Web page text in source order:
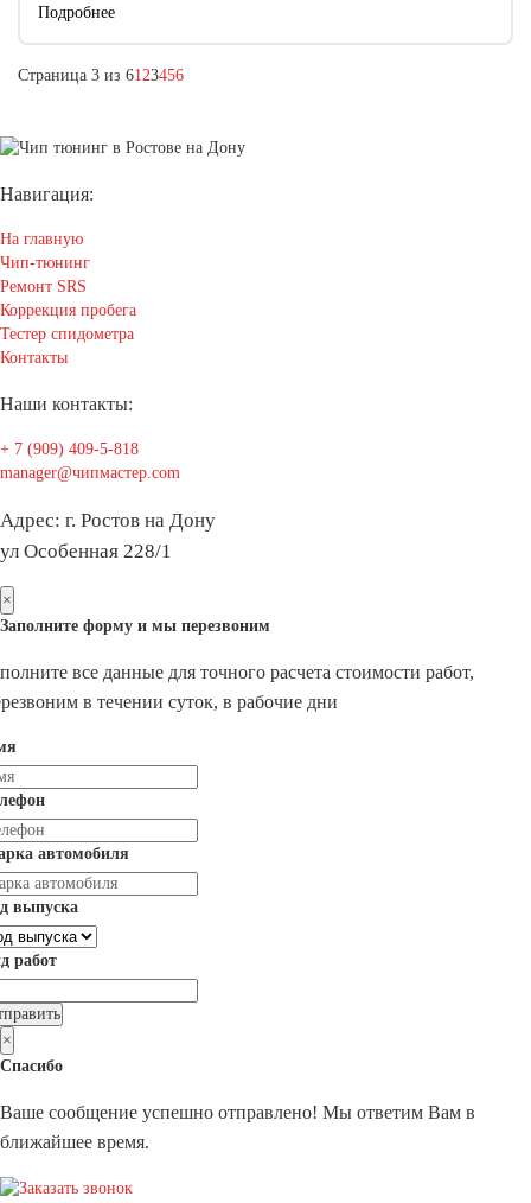
Подробнее
Страница 3 из 6123456
Навигация:
На главную
Чип-тюнинг
Ремонт SRS
Коррекция пробега
Тестер спидометра
Контакты
Наши контакты:
+ 7 (909) 409-5-818
manager@чипмастер.com
Адрес: г. Ростов на Дону
ул Особенная 228/1
×
Заполните форму и мы перезвоним
все данные для точного расчета стоимости работ,
в течении суток, в рабочие дни
автомобиля
выпуска
работ
×
Спасибо
Ваше сообщение успешно отправлено! Мы ответим Вам в
ближайшее время.